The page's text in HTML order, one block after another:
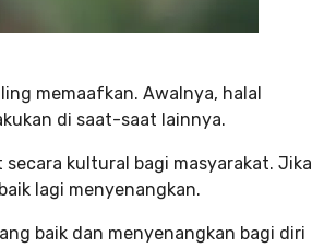
memaafkan. Awalnya, halal
di saat-saat lainnya.
kultural bagi masyarakat. Jika
lagi menyenangkan.
baik dan menyenangkan bagi diri